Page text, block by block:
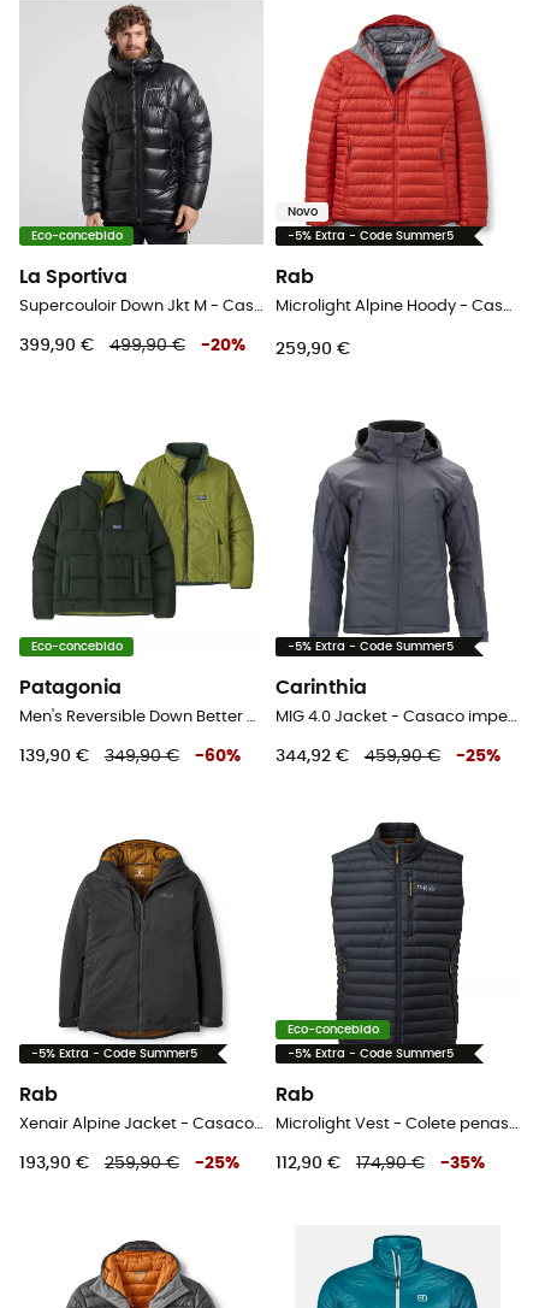
Eco-concebido
La Sportiva
Supercouloir Down Jkt M - Casaco penas homem
399,90 € 499,90 € -20%
Novo
-5% Extra - Code Summer5
Rab
Microlight Alpine Hoody - Casaco penas homem
259,90 €
Eco-concebido
Patagonia
Men's Reversible Down Better Sweater - Casaco penas homem
139,90 € 349,90 € -60%
-5% Extra - Code Summer5
Carinthia
MIG 4.0 Jacket - Casaco impermeável homem
344,92 € 459,90 € -25%
-5% Extra - Code Summer5
Rab
Xenair Alpine Jacket - Casaco penas homem
193,90 € 259,90 € -25%
Eco-concebido
-5% Extra - Code Summer5
Rab
Microlight Vest - Colete penas homem
112,90 € 174,90 € -35%